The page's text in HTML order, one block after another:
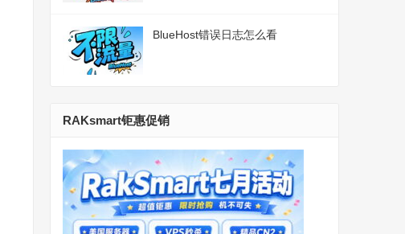
BlueHost错误日志怎么看
RAKsmart钜惠促销